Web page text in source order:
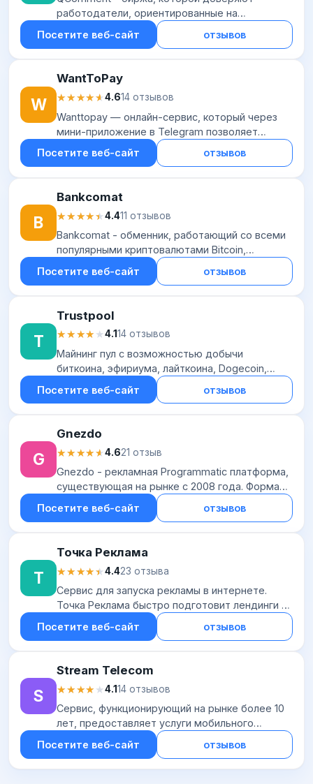
работодатели, ориентированные на
продвижение своего бизнеса в интернете. Она
помогает размещать отзывы и комментарии,
Посетите веб-сайт отзывов
W
WantToPay
★★★★★
★★★★★4.614 отзывов
Wanttopay — онлайн-сервис, который через
мини-приложение в Telegram позволяет
оформить виртуальную банковскую карту
(Visa или Mastercard) для онлайн-платежей по
Посетите веб-сайт отзывов
B
Bankcomat
★★★★★
★★★★★4.411 отзывов
Bankcomat - обменник, работающий со всеми
популярными криптовалютами Bitcoin,
Dogecoin, Ethereum, Litecoin, а также
всевозможными стандартными электронными
Посетите веб-сайт отзывов
T
Trustpool
★★★★★
★★★★★4.114 отзывов
Майнинг пул с возможностью добычи
биткоина, эфириума, лайткоина, Dogecoin,
Bitcoin cash, Dashcoin. Предлагает
комбинированный способ формирования
Посетите веб-сайт отзывов
G
Gnezdo
★★★★★
★★★★★4.621 отзыв
Gnezdo - рекламная Programmatic платформа,
существующая на рынке с 2008 года. Форматы
рекламы: тизерная (ТГБ - текстово-
графический блок). Формат
Посетите веб-сайт отзывов
Т
Точка Реклама
★★★★★
★★★★★4.423 отзыва
Сервис для запуска рекламы в интернете.
Точка Реклама быстро подготовит лендинги и
магазины к запуску рекламы (или проверит их
готовность), настроит все параметры
Посетите веб-сайт отзывов
S
Stream Telecom
★★★★★
★★★★★4.114 отзывов
Сервис, функционирующий на рынке более 10
лет, предоставляет услуги мобильного
маркетинга. Организуются рассылки по sms,
email, mms, Viber, WhatsApp и в социальных
сетях...
Посетите веб-сайт отзывов